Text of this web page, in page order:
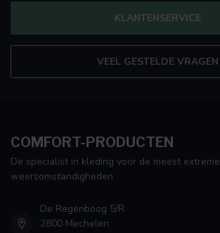
KLANTENSERVICE
VEEL GESTELDE VRAGEN
COMFORT-PRODUCTEN
De specialist in kleding voor de meest extreme
weersomstandigheden
De Regenboog 5/R
2800 Mechelen